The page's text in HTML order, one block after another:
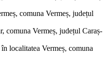
comuna Vermeș, județul
comuna Vermeș, județul Caraș-
localitatea Vermeș, comuna